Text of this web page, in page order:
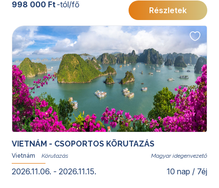
vendégszeretete miatt olyan hely, ahová mindig
visszavágyik az ember.
További érdekességekért Thaiföldről kattintson
ide.
A 2027. január 27. - február 9. időpontra vonatkozó
részletes program a következő linken tekinthető meg.
Dél-thaiföldi körutazás pihenéssel Krabin
998 000 Ft -tól/fő
Részletek
VIETNÁM - CSOPORTOS KÖRUTAZÁS
Vietnám Magyar idegenvezető
2026.11.06. - 2026.11.15. 10 nap / 7éj